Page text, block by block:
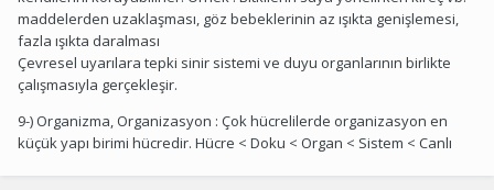
maddelerden uzaklaşması, göz bebeklerinin az ışıkta genişlemesi,
fazla ışıkta daralması
Çevresel uyarılara tepki sinir sistemi ve duyu organlarının birlikte
çalışmasıyla gerçekleşir.
9-) Organizma, Organizasyon : Çok hücrelilerde organizasyon en
küçük yapı birimi hücredir. Hücre < Doku < Organ < Sistem < Canlı